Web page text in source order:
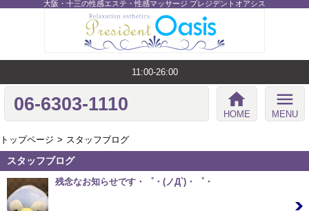
大阪・十三の性感エステ・性感マッサージ プレジデントオアシス
11:00-26:00
06-6303-1110 home
HOME
menu
MENU
トップページ スタッフブログ
スタッフブログ
残念なお知らせです・゜・(ノД`)・゜・